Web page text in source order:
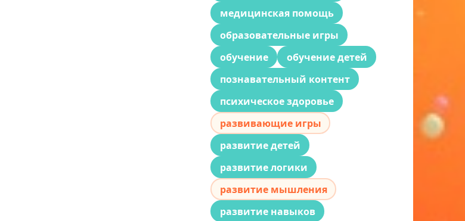
медицинская помощь
образовательные игры
обучение
обучение детей
познавательный контент
психическое здоровье
развивающие игры
развитие детей
развитие логики
развитие мышления
развитие навыков